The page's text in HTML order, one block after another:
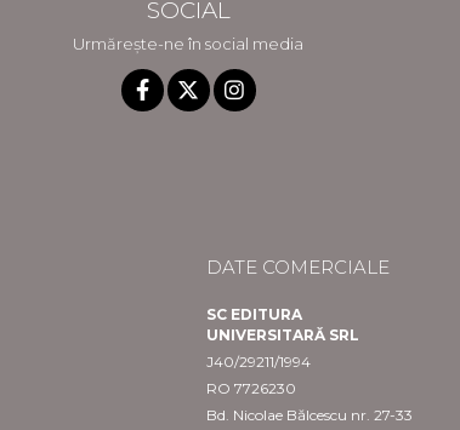
SOCIAL
Urmărește-ne în social media
DATE COMERCIALE
SC EDITURA
UNIVERSITARĂ SRL
J40/29211/1994
RO 7726230
Bd. Nicolae Bălcescu nr. 27-33